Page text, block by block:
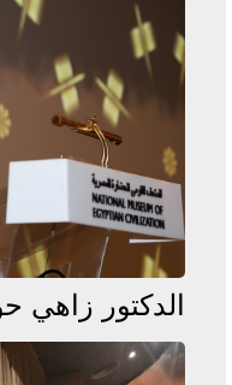
الدكتور زاهي